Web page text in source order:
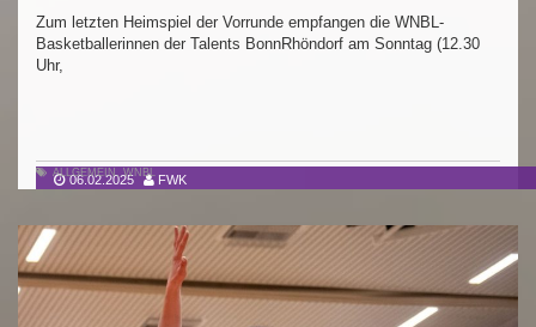
06.02.2025 FWK
Zum letzten Heimspiel der Vorrunde empfangen die WNBL-
Basketballerinnen der Talents BonnRhöndorf am Sonntag (12.30
Uhr,
ALLGEMEIN,WNBL